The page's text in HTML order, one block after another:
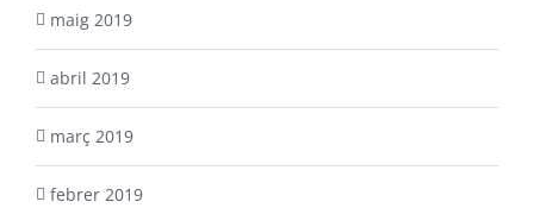
maig 2019
abril 2019
març 2019
febrer 2019